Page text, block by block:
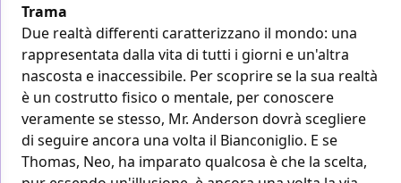
Trama
Due realtà differenti caratterizzano il mondo: una
rappresentata dalla vita di tutti i giorni e un'altra
nascosta e inaccessibile. Per scoprire se la sua realtà
è un costrutto fisico o mentale, per conoscere
veramente se stesso, Mr. Anderson dovrà scegliere
di seguire ancora una volta il Bianconiglio. E se
Thomas, Neo, ha imparato qualcosa è che la scelta,